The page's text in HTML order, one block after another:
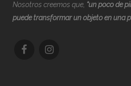
Nosotros creemos que, “un poco de
puede transformar un objeto en una